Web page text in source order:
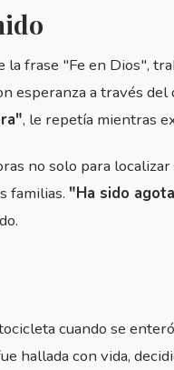
la frase "Fe en Dios",
esperanza a través del
, le repetía mientras
no solo para
familias. "Ha sido
cuando se
hallada con vida,